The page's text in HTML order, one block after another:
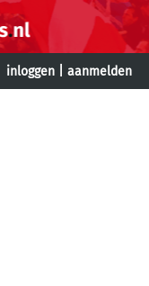
inloggen aanmelden